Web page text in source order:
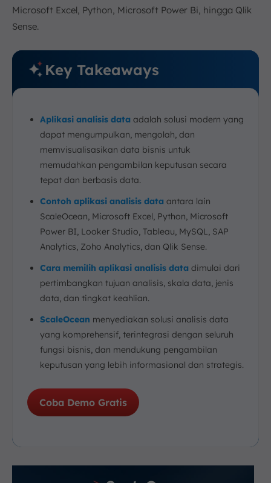
Microsoft Excel, Python, Microsoft Power Bi, hingga Qlik
Sense.
Key Takeaways
Aplikasi analisis data adalah solusi modern yang
dapat mengumpulkan, mengolah, dan
memvisualisasikan data bisnis untuk
memudahkan pengambilan keputusan secara
tepat dan berbasis data.
Contoh aplikasi analisis data antara lain
ScaleOcean, Microsoft Excel, Python, Microsoft
Power BI, Looker Studio, Tableau, MySQL, SAP
Analytics, Zoho Analytics, dan Qlik Sense.
Cara memilih aplikasi analisis data dimulai dari
pertimbangkan tujuan analisis, skala data, jenis
data, dan tingkat keahlian.
ScaleOcean menyediakan solusi analisis data
yang komprehensif, terintegrasi dengan seluruh
fungsi bisnis, dan mendukung pengambilan
keputusan yang lebih informasional dan strategis.
Coba Demo Gratis